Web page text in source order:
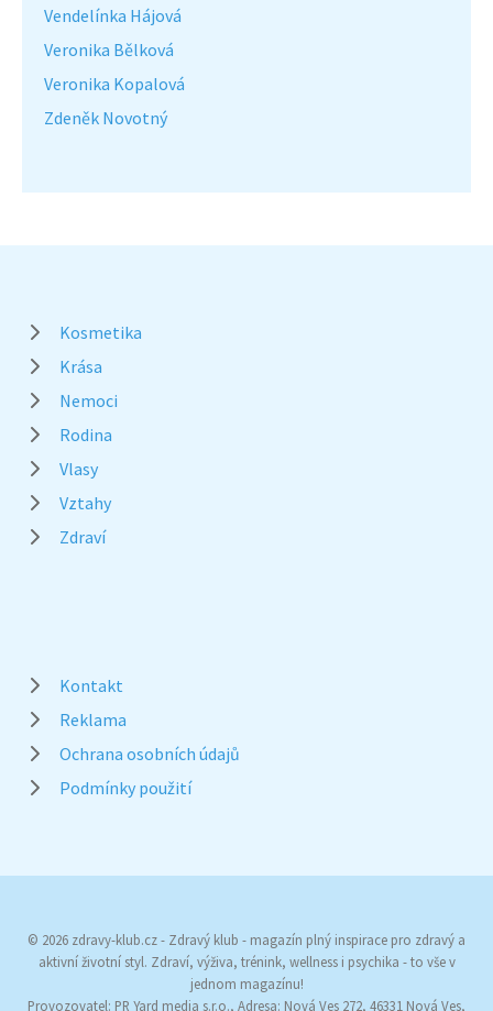
Vendelínka Hájová
Veronika Bělková
Veronika Kopalová
Zdeněk Novotný
Kosmetika
Krása
Nemoci
Rodina
Vlasy
Vztahy
Zdraví
Kontakt
Reklama
Ochrana osobních údajů
Podmínky použití
© 2026 zdravy-klub.cz - Zdravý klub - magazín plný inspirace pro zdravý a
aktivní životní styl. Zdraví, výživa, trénink, wellness i psychika - to vše v
jednom magazínu!
Provozovatel: PR Yard media s.r.o., Adresa: Nová Ves 272, 46331 Nová Ves,